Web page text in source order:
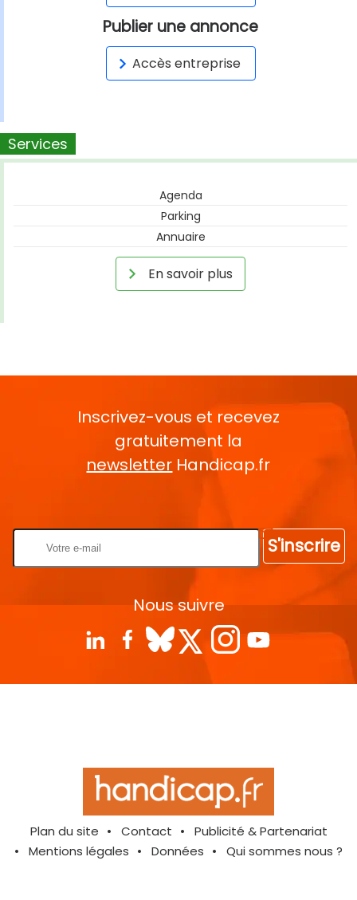
Publier une annonce
Accès entreprise
Services
Agenda
Parking
Annuaire
En savoir plus
Inscrivez-vous et recevez
gratuitement la
newsletter Handicap.fr
S'inscrire
Nous suivre
Plan du site Contact
Publicité & Partenariat
Mentions légales
Données Qui sommes nous ?